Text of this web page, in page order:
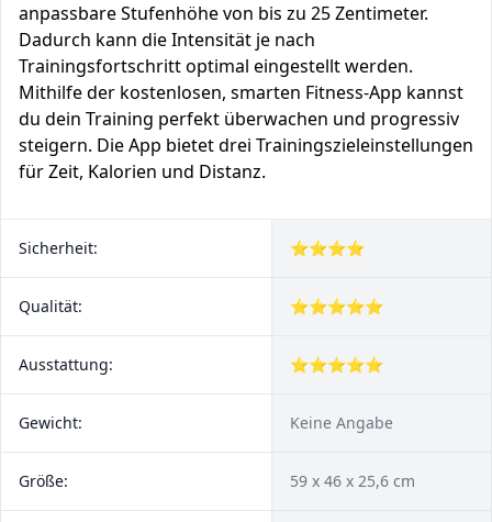
anpassbare Stufenhöhe von bis zu 25 Zentimeter.
Dadurch kann die Intensität je nach
Trainingsfortschritt optimal eingestellt werden.
Mithilfe der kostenlosen, smarten Fitness-App kannst
du dein Training perfekt überwachen und progressiv
steigern. Die App bietet drei Trainingszieleinstellungen
für Zeit, Kalorien und Distanz.
Sicherheit: ⭐⭐⭐⭐
Qualität: ⭐⭐⭐⭐⭐
Ausstattung: ⭐⭐⭐⭐⭐
Gewicht: Keine Angabe
Größe: ‎59 x 46 x 25,6 cm